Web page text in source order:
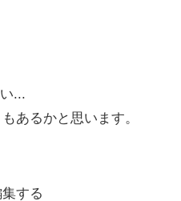
...
あるかと思います。
する